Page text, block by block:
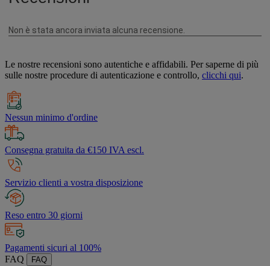
Le nostre recensioni sono autentiche e affidabili. Per saperne di più
sulle nostre procedure di autenticazione e controllo, clicchi qui.
Nessun minimo d'ordine
Consegna gratuita da €150 IVA escl.
Servizio clienti a vostra disposizione
Reso entro 30 giorni
Pagamenti sicuri al 100%
FAQ
FAQ